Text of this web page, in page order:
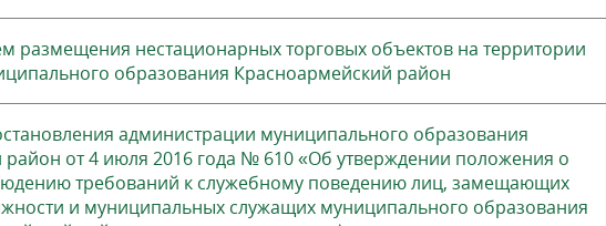
размещения нестационарных торговых объектов на территории
образования Красноармейский район
администрации муниципального образования
от 4 июля 2016 года № 610 «Об утверждении положения о
требований к служебному поведению лиц, замещающих
и муниципальных служащих муниципального образования